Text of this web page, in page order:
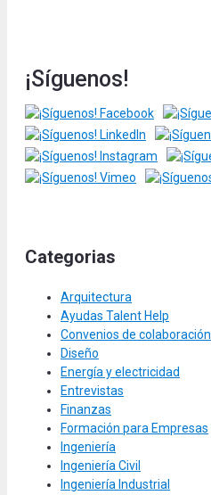
¡Síguenos!
Categorias
Arquitectura
Ayudas Talent Help
Convenios de colaboración
Diseño
Energía y electricidad
Entrevistas
Finanzas
Formación para Empresas
Ingeniería
Ingeniería Civil
Ingeniería Industrial